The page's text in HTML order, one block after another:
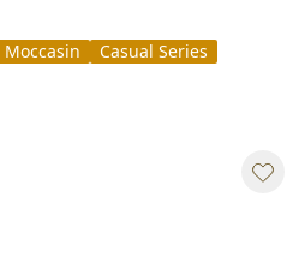
Moccasin Casual Series